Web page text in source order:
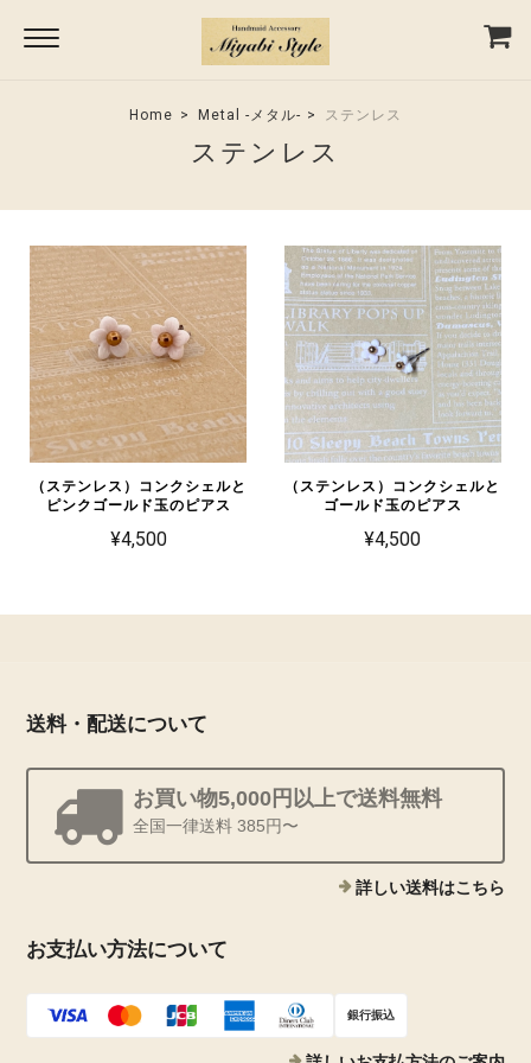
Home Metal -メタル- ステンレス
ステンレス
（ステンレス）コンクシェルと
ピンクゴールド玉のピアス
¥4,500
（ステンレス）コンクシェルと
ゴールド玉のピアス
¥4,500
送料・配送について
お買い物5,000円以上で送料無料
全国一律送料 385円〜
詳しい送料はこちら
お支払い方法について
銀行振込